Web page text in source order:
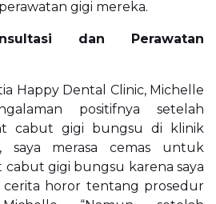
gigi mereka.
dan Perawatan
Happy Dental Clinic, Michelle
positifnya setelah
cabut gigi bungsu di klinik
saya merasa cemas untuk
gigi bungsu karena saya
cerita horor tentang prosedur